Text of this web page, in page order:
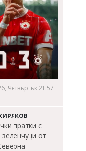
Четвъртък 21:57
пратки с
от